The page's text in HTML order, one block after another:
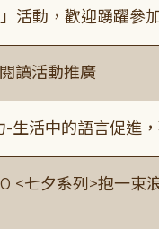
活動，歡迎踴躍參
讀活動推廣
-生活中的語言促進
<七夕系列>抱一束